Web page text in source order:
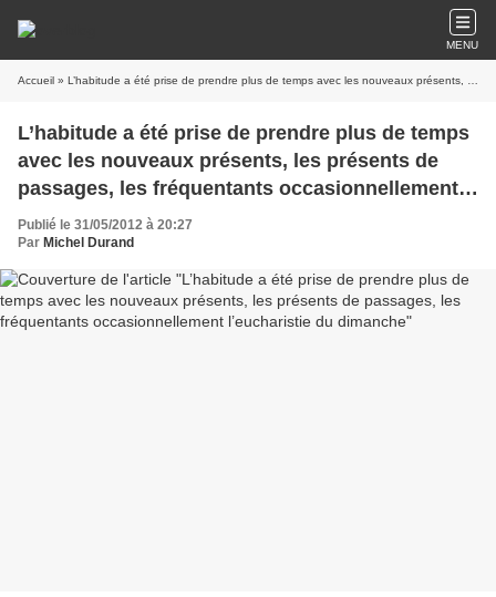
MENU
Accueil » L’habitude a été prise de prendre plus de temps avec les nouveaux présents, les présents de passages, les fréquentants occasionnellement l’eucharistie du dimanche
L’habitude a été prise de prendre plus de temps
avec les nouveaux présents, les présents de
passages, les fréquentants occasionnellement
l’eucharistie du dimanche
Publié le 31/05/2012 à 20:27
Par Michel Durand